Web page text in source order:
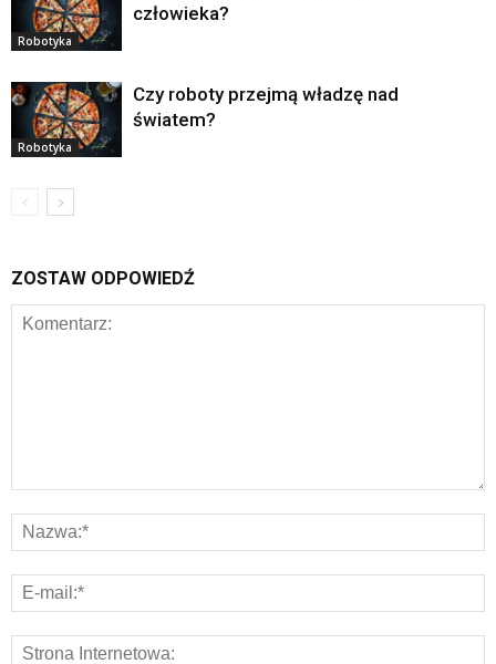
Robotyka
człowieka?
Robotyka
Czy roboty przejmą władzę nad
światem?
ZOSTAW ODPOWIEDŹ